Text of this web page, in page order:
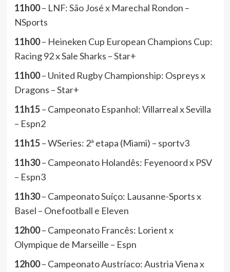
11h00– LNF: São José x Marechal Rondon –
NSports
11h00– Heineken Cup European Champions Cup:
Racing 92 x Sale Sharks – Star+
11h00– United Rugby Championship: Ospreys x
Dragons – Star+
11h15– Campeonato Espanhol: Villarreal x Sevilla
– Espn2
11h15– WSeries: 2ª etapa (Miami) – sportv3
11h30– Campeonato Holandês: Feyenoord x PSV
– Espn3
11h30– Campeonato Suíço: Lausanne-Sports x
Basel – Onefootball e Eleven
12h00– Campeonato Francês: Lorient x
Olympique de Marseille – Espn
12h00– Campeonato Austríaco: Austria Viena x